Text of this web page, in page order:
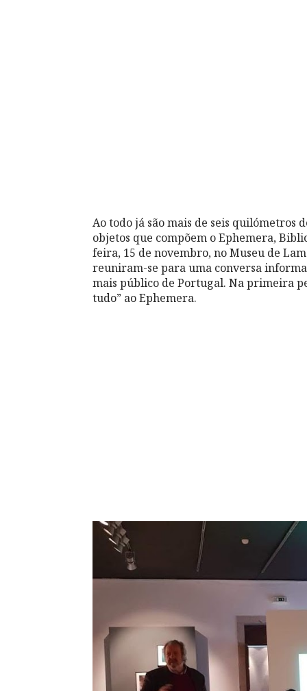
Ao todo já são mais de seis quilómetros
objetos que compõem o Ephemera,
feira, 15 de novembro, no Museu de
reuniram-se para uma conversa
mais público de Portugal. Na primeira
tudo” ao Ephemera.